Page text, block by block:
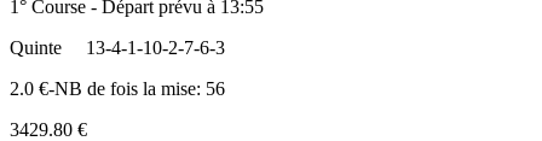
1° Course - Départ prévu à 13:55
Quinte
13-4-1-10-2-7-6-3
2.0 €-NB de fois la mise: 56
3429.80 €